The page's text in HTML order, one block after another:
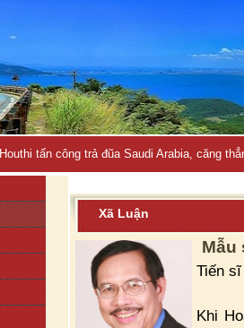
Houthi tấn công trả đũa Saudi Arabia, căng
Xã Luận
Mẫu
Tiến
Khi